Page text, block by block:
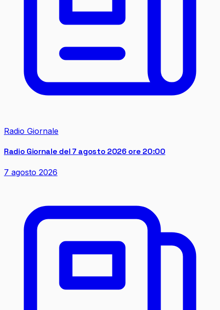
Radio Giornale
Radio Giornale del 7 agosto 2026 ore 20:00
7 agosto 2026